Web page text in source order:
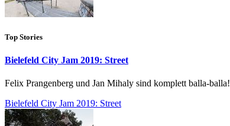
Top Stories
Bielefeld City Jam 2019: Street
Felix Prangenberg und Jan Mihaly sind komplett balla-balla!
Bielefeld City Jam 2019: Street